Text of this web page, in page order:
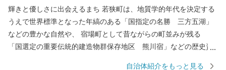
輝きと優しさに出会えるまち 若狭町は、地質学的年代を決定する
うえで世界標準となった年縞のある「国指定の名勝 三方五湖」
などの豊かな自然や、 宿場町として昔ながらの町並みが残る
「国選定の重要伝統的建造物群保存地区 熊川宿」などの歴史資
自治体紹介をもっと見る